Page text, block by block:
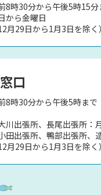
8時30分から午後5時15分
から金曜日
月29日から1月3日を除く）
口
8時30分から午後5時まで
川出張所、長尾出張所：
田出張所、鴨部出張所、
月29日から1月3日を除く）